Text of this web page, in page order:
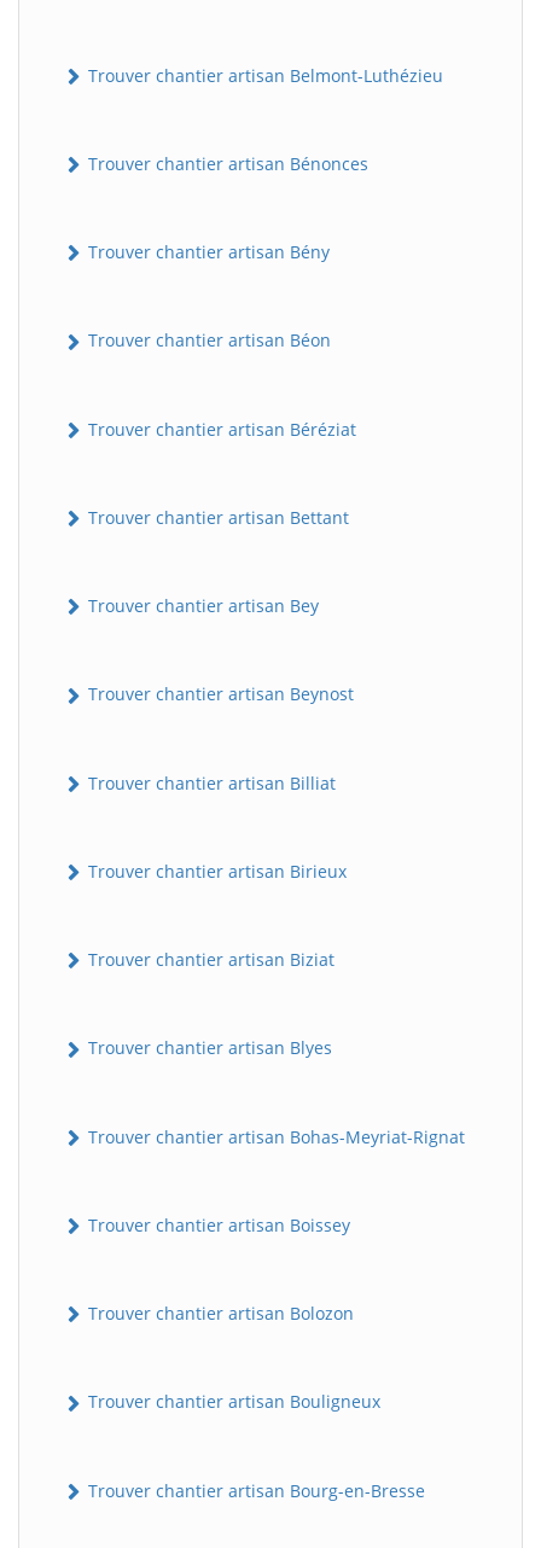
Trouver chantier artisan Belmont-Luthézieu
Trouver chantier artisan Bénonces
Trouver chantier artisan Bény
Trouver chantier artisan Béon
Trouver chantier artisan Béréziat
Trouver chantier artisan Bettant
Trouver chantier artisan Bey
Trouver chantier artisan Beynost
Trouver chantier artisan Billiat
Trouver chantier artisan Birieux
Trouver chantier artisan Biziat
Trouver chantier artisan Blyes
Trouver chantier artisan Bohas-Meyriat-Rignat
Trouver chantier artisan Boissey
Trouver chantier artisan Bolozon
Trouver chantier artisan Bouligneux
Trouver chantier artisan Bourg-en-Bresse